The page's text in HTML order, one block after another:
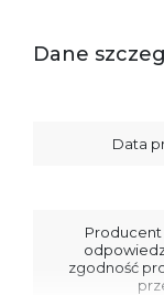
Dane
Data
Producent
zgodność